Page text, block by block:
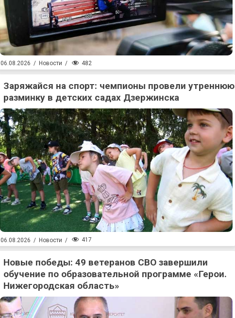
06.08.2026 / Новости / 482
Заряжайся на спорт: чемпионы провели утреннюю
разминку в детских садах Дзержинска
06.08.2026 / Новости / 417
Новые победы: 49 ветеранов СВО завершили
обучение по образовательной программе «Герои.
Нижегородская область»